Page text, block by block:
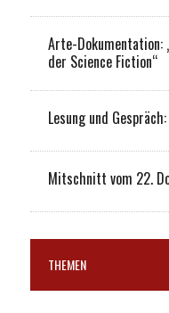
Arte-Dokumentation:
der Science Fiction“
Lesung und
Mitschnitt vom 22.
THEMEN